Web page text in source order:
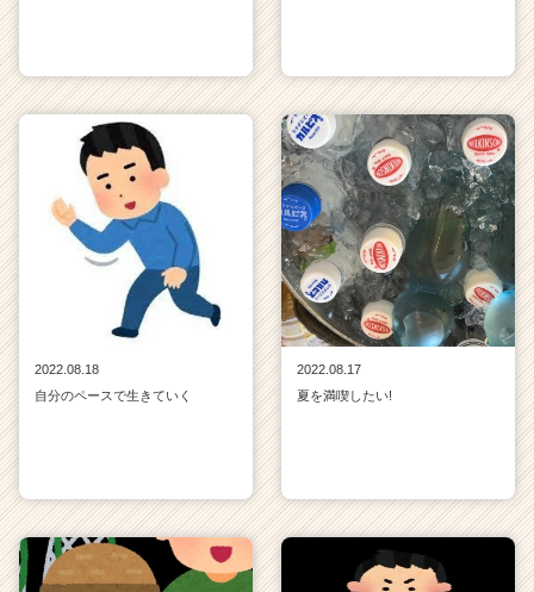
2022.08.18
自分のペースで生きていく
2022.08.17
夏を満喫したい!